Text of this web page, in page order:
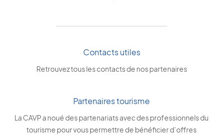
Contacts utiles
Retrouvez tous les contacts de nos partenaires
Partenaires tourisme
La CAVP a noué des partenariats avec des professionnels du
tourisme pour vous permettre de bénéficier d’offres